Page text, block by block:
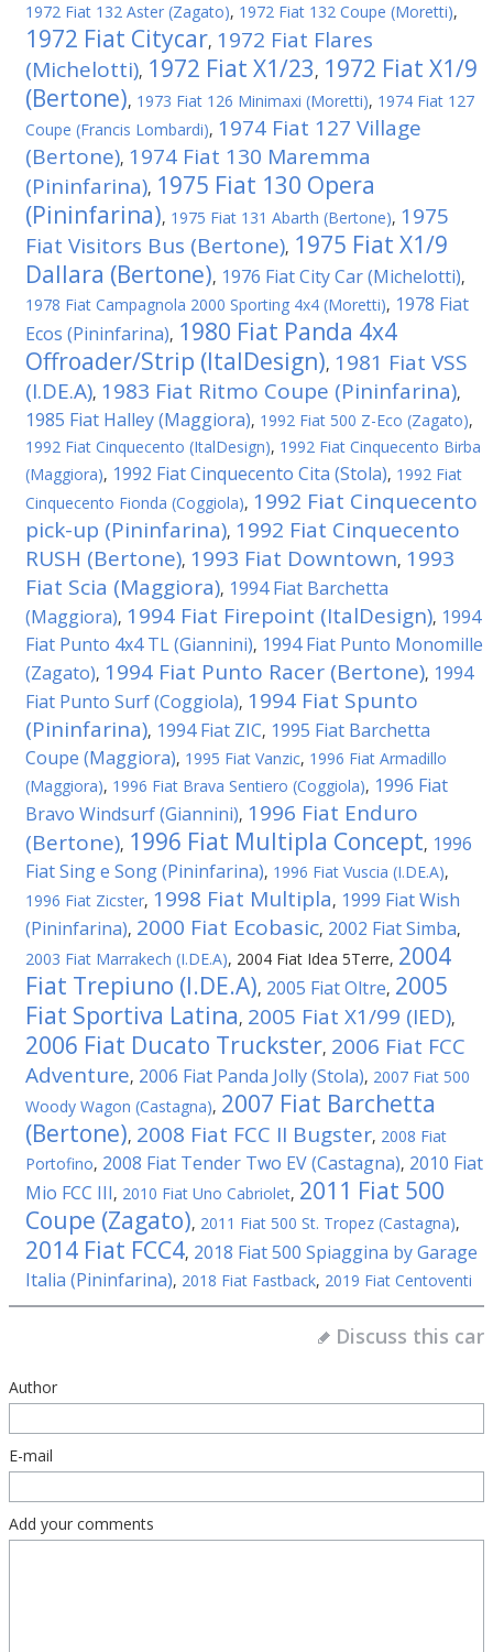
1972 Fiat 132 Aster (Zagato), 1972 Fiat 132 Coupe (Moretti),
1972 Fiat Citycar, 1972 Fiat Flares
(Michelotti), 1972 Fiat X1/23, 1972 Fiat X1/9
(Bertone), 1973 Fiat 126 Minimaxi (Moretti), 1974 Fiat 127
Coupe (Francis Lombardi), 1974 Fiat 127 Village
(Bertone), 1974 Fiat 130 Maremma
(Pininfarina), 1975 Fiat 130 Opera
(Pininfarina), 1975 Fiat 131 Abarth (Bertone), 1975
Fiat Visitors Bus (Bertone), 1975 Fiat X1/9
Dallara (Bertone), 1976 Fiat City Car (Michelotti),
1978 Fiat Campagnola 2000 Sporting 4x4 (Moretti), 1978 Fiat
Ecos (Pininfarina), 1980 Fiat Panda 4x4
Offroader/Strip (ItalDesign), 1981 Fiat VSS
(I.DE.A), 1983 Fiat Ritmo Coupe (Pininfarina),
1985 Fiat Halley (Maggiora), 1992 Fiat 500 Z-Eco (Zagato),
1992 Fiat Cinquecento (ItalDesign), 1992 Fiat Cinquecento Birba
(Maggiora), 1992 Fiat Cinquecento Cita (Stola), 1992 Fiat
Cinquecento Fionda (Coggiola), 1992 Fiat Cinquecento
pick-up (Pininfarina), 1992 Fiat Cinquecento
RUSH (Bertone), 1993 Fiat Downtown, 1993
Fiat Scia (Maggiora), 1994 Fiat Barchetta
(Maggiora), 1994 Fiat Firepoint (ItalDesign), 1994
Fiat Punto 4x4 TL (Giannini), 1994 Fiat Punto Monomille
(Zagato), 1994 Fiat Punto Racer (Bertone), 1994
Fiat Punto Surf (Coggiola), 1994 Fiat Spunto
(Pininfarina), 1994 Fiat ZIC, 1995 Fiat Barchetta
Coupe (Maggiora), 1995 Fiat Vanzic, 1996 Fiat Armadillo
(Maggiora), 1996 Fiat Brava Sentiero (Coggiola), 1996 Fiat
Bravo Windsurf (Giannini), 1996 Fiat Enduro
(Bertone), 1996 Fiat Multipla Concept, 1996
Fiat Sing e Song (Pininfarina), 1996 Fiat Vuscia (I.DE.A),
1996 Fiat Zicster, 1998 Fiat Multipla, 1999 Fiat Wish
(Pininfarina), 2000 Fiat Ecobasic, 2002 Fiat Simba,
2003 Fiat Marrakech (I.DE.A), 2004 Fiat Idea 5Terre, 2004
Fiat Trepiuno (I.DE.A), 2005 Fiat Oltre, 2005
Fiat Sportiva Latina, 2005 Fiat X1/99 (IED),
2006 Fiat Ducato Truckster, 2006 Fiat FCC
Adventure, 2006 Fiat Panda Jolly (Stola), 2007 Fiat 500
Woody Wagon (Castagna), 2007 Fiat Barchetta
(Bertone), 2008 Fiat FCC II Bugster, 2008 Fiat
Portofino, 2008 Fiat Tender Two EV (Castagna), 2010 Fiat
Mio FCC III, 2010 Fiat Uno Cabriolet, 2011 Fiat 500
Coupe (Zagato), 2011 Fiat 500 St. Tropez (Castagna),
2014 Fiat FCC4, 2018 Fiat 500 Spiaggina by Garage
Italia (Pininfarina), 2018 Fiat Fastback, 2019 Fiat Centoventi
Discuss this car
Author
E-mail
Add your comments